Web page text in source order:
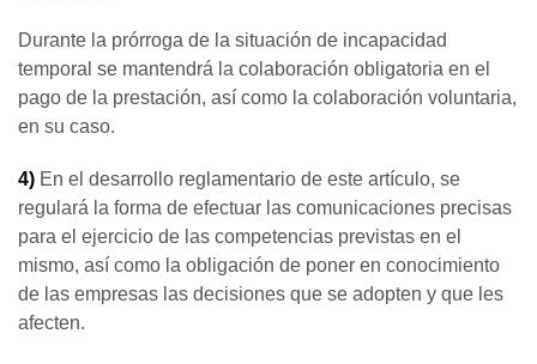
Durante la prórroga de la situación de incapacidad
temporal se mantendrá la colaboración obligatoria en el
pago de la prestación, así como la colaboración voluntaria,
en su caso.
4) En el desarrollo reglamentario de este artículo, se
regulará la forma de efectuar las comunicaciones precisas
para el ejercicio de las competencias previstas en el
mismo, así como la obligación de poner en conocimiento
de las empresas las decisiones que se adopten y que les
afecten.